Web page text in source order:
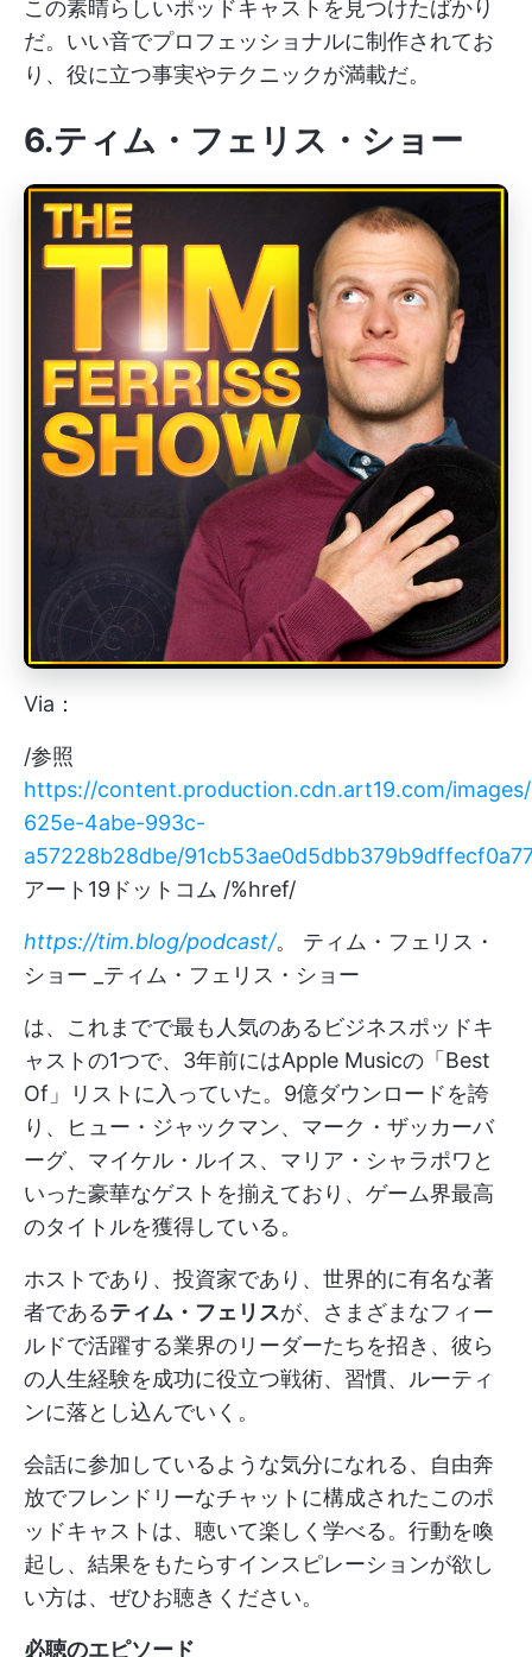
この素晴らしいポッドキャストを見つけたばかり
だ。いい音でプロフェッショナルに制作されてお
り、役に立つ事実やテクニックが満載だ。
6.ティム・フェリス・ショー
Via：
/参照
https://content.production.cdn.art19.com/
625e-4abe-993c-
a57228b28dbe/
アート19ドットコム /%href/
https://tim.blog/podcast/。 ティム・フェリス・
ショー _ティム・フェリス・ショー
は、これまでで最も人気のあるビジネスポッドキ
ャストの1つで、3年前にはApple Musicの「Best
Of」リストに入っていた。9億ダウンロードを誇
り、ヒュー・ジャックマン、マーク・ザッカーバ
ーグ、マイケル・ルイス、マリア・シャラポワと
いった豪華なゲストを揃えており、ゲーム界最高
のタイトルを獲得している。
ホストであり、投資家であり、世界的に有名な著
者であるティム・フェリスが、さまざまなフィー
ルドで活躍する業界のリーダーたちを招き、彼ら
の人生経験を成功に役立つ戦術、習慣、ルーティ
ンに落とし込んでいく。
会話に参加しているような気分になれる、自由奔
放でフレンドリーなチャットに構成されたこのポ
ッドキャストは、聴いて楽しく学べる。行動を喚
起し、結果をもたらすインスピレーションが欲し
い方は、ぜひお聴きください。
必聴のエピソード